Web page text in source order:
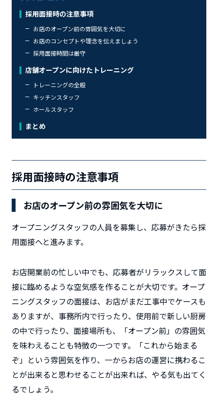
採用面接時の注意事項
お店のオープン前の雰囲気を大切に
お店のコンセプトや理念を伝えましょう
採用面接時間は厳守
店舗オープンに向けたトレーニング
トレーニングの全般
キッチンスタッフ
ホールスタッフ
まとめ
採用面接時の注意事項
お店のオープン前の雰囲気を大切に
オープニングスタッフの人員を募集し、応募がきたら採
用面接へと進みます。
お店開業前の忙しい中でも、応募者がリラックスして面
接に臨めるような空気感を作ることが大切です。オープ
ニングスタッフの面接は、お店がまだ工事中でケースも
ありますが、事務所内で行ったり、使用前で新しい厨房
の中で行ったり、面接場所も、「オープン前」の雰囲気
を味わえることも特徴の一つです。「これから始まる
ぞ」という雰囲気を作り、一からお店の運営に携わるこ
とが出来ると思わせることが出来れば、やる気も出てく
るでしょう。